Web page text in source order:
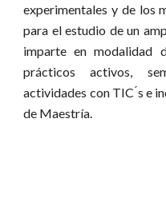
experimentales y de los
para el estudio de un
imparte en modalidad
prácticos activos,
actividades con TIC ́s e
de Maestría.